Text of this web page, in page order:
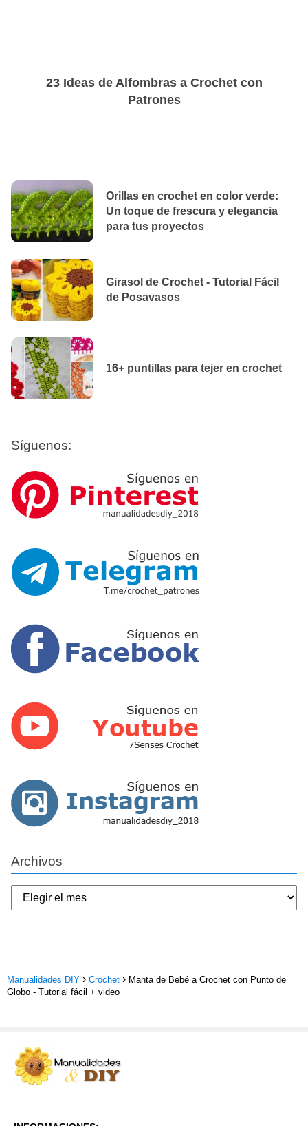
23 Ideas de Alfombras a Crochet con
Patrones
Orillas en crochet en color verde:
Un toque de frescura y elegancia
para tus proyectos
Girasol de Crochet - Tutorial Fácil
de Posavasos
16+ puntillas para tejer en crochet
Síguenos:
Archivos
Manualidades DIY Crochet
Manta de Bebé a Crochet con Punto de
Globo - Tutorial fácil + video